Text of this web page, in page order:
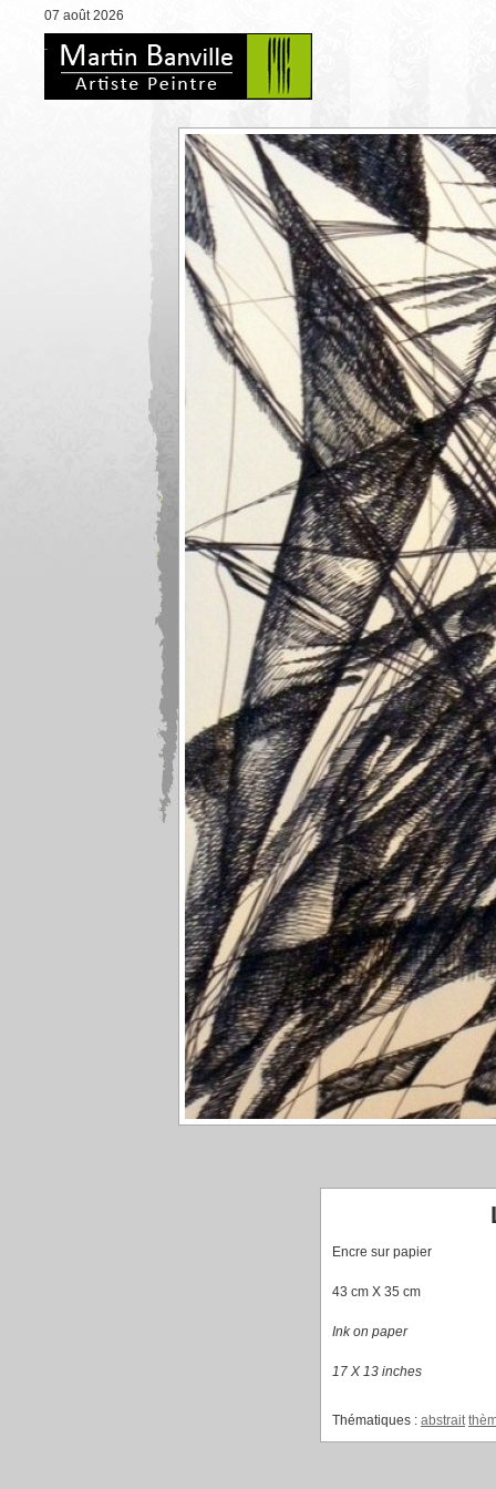
07 août 2026
Encre sur papier
43 cm X 35 cm
Ink on paper
17 X 13 inches
Thématiques : abstrait